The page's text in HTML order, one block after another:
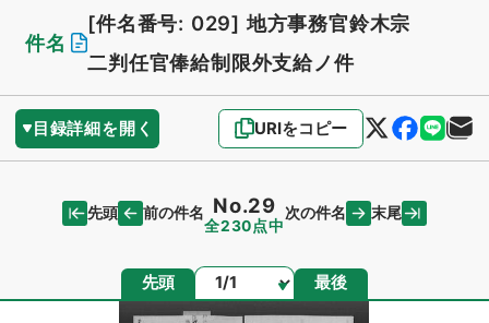
件名
[件名番号: 029] 地方事務官鈴木宗
二判任官俸給制限外支給ノ件
目録詳細を開く URIをコピー
先頭 前の件名 No.29
全230点中
次の件名 末尾
先頭 ページ 最後